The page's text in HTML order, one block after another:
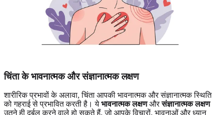
चिंता केभावनात्मक और संज्ञानात्मक लक्षण
शारीरिक प्रभावों के अलावा, चिंता आपकी भावनात्मक और संज्ञानात्मक स्थिति
को गहराई से प्रभावित करती है। ये भावनात्मक लक्षणऔरसंज्ञानात्मक लक्षण
उतने ही दुर्बल करने वाले हो सकते हैं, जो आपके विचारों, भावनाओं और ध्यान